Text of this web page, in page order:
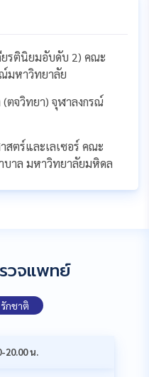
รตินิยมอับดับ 2) คณะ
มหาวิทยาลัย
จวิทยา) จุฬาลงกรณ์
สตร์และเลเซอร์ คณะ
าล มหาวิทยาลัยมหิดล
วจแพทย์
กชาติ
20.00 น.